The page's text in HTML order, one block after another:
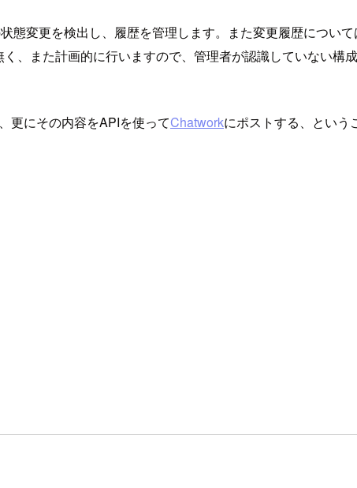
態変更を検出し、履歴を管理します。また変更履歴について
、また計画的に行いますので、管理者が認識していない構
更にその内容をAPIを使ってChatworkにポストする、という